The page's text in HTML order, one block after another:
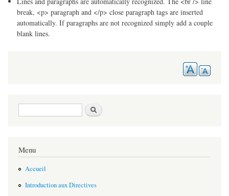
break, <p> paragraph and </p> close paragraph tags are inserted
automatically. If paragraphs are not recognized simply add a couple
blank lines.
Search form
Menu
Accueil
Introduction aux Directives